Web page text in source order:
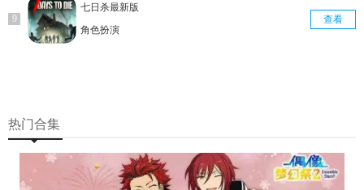
七日杀最新版
角色扮演
查看
热门合集